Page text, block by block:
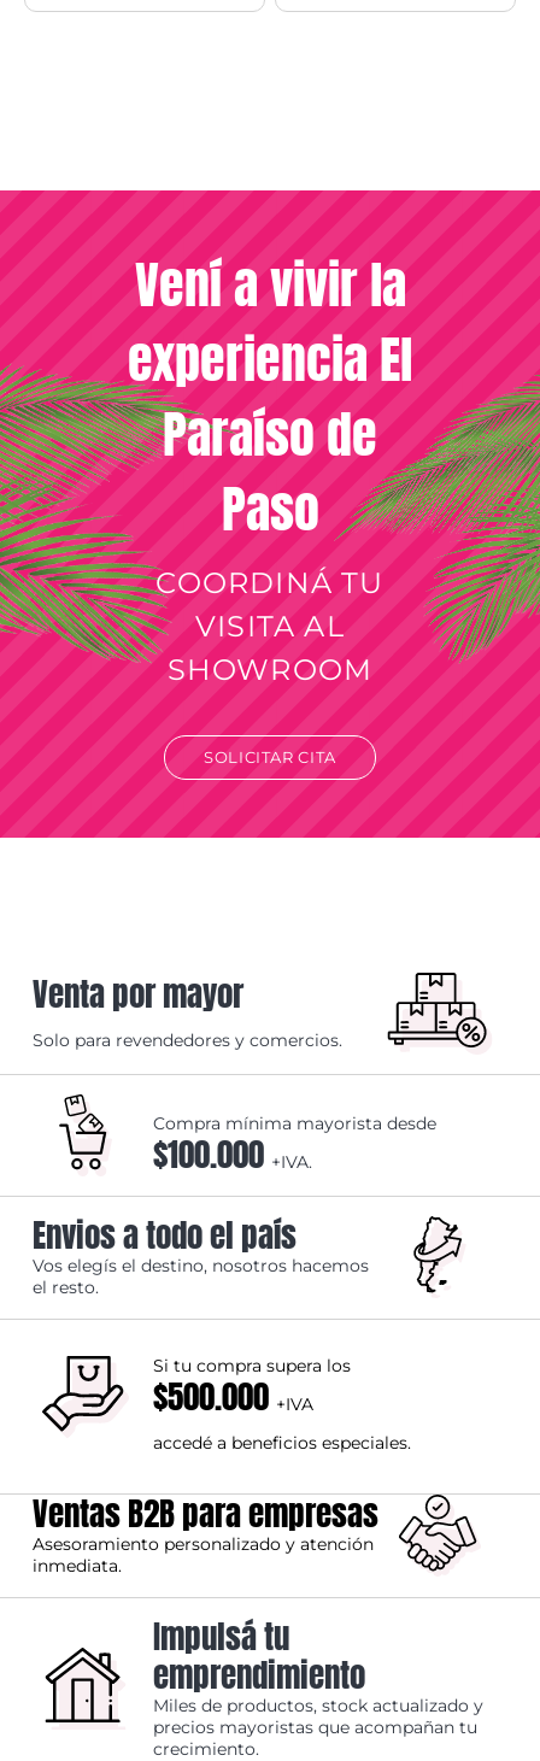
Vení a vivir la
experiencia El
Paraíso de
Paso
COORDINÁ TU
VISITA AL
SHOWROOM
SOLICITAR CITA
Venta por mayor
Solo para revendedores y comercios.
Compra mínima mayorista desde
$100.000 +IVA.
Envios a todo el país
Vos elegís el destino, nosotros hacemos
el resto.
Si tu compra supera los
$500.000 +IVA
accedé a beneficios especiales.
Ventas B2B para empresas
Asesoramiento personalizado y atención
inmediata.
Impulsá tu
emprendimiento
Miles de productos, stock actualizado y
precios mayoristas que acompañan tu
crecimiento.